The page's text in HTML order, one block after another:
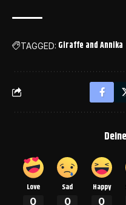
TAGGED: Giraffe and Annika
Love
0
Sad
0
Happy
0